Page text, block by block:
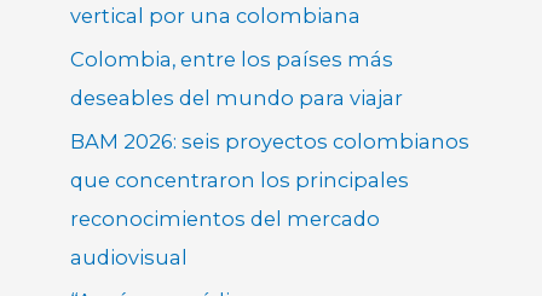
vertical por una colombiana
Colombia, entre los países más
deseables del mundo para viajar
BAM 2026: seis proyectos colombianos
que concentraron los principales
reconocimientos del mercado
audiovisual